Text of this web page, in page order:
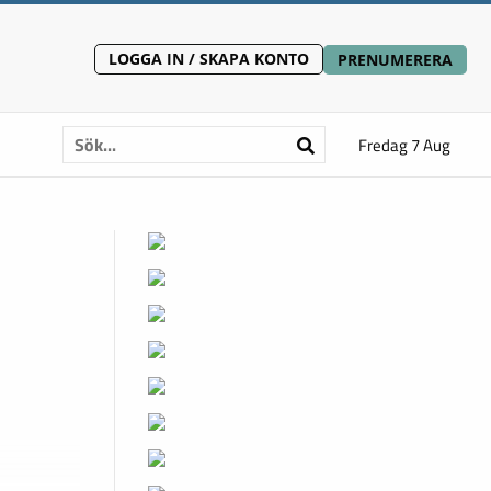
LOGGA IN / SKAPA KONTO PRENUMERERA
Fredag 7 Aug